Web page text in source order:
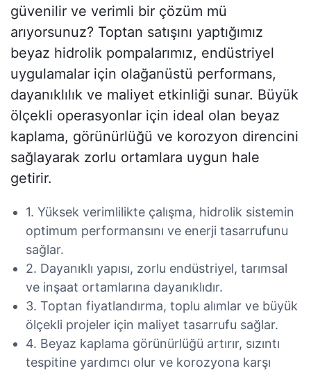
güvenilir ve verimli bir çözüm mü
arıyorsunuz? Toptan satışını yaptığımız
beyaz hidrolik pompalarımız, endüstriyel
uygulamalar için olağanüstü performans,
dayanıklılık ve maliyet etkinliği sunar. Büyük
ölçekli operasyonlar için ideal olan beyaz
kaplama, görünürlüğü ve korozyon direncini
sağlayarak zorlu ortamlara uygun hale
getirir.
1. Yüksek verimlilikte çalışma, hidrolik sistemin
optimum performansını ve enerji tasarrufunu
sağlar.
2. Dayanıklı yapısı, zorlu endüstriyel, tarımsal
ve inşaat ortamlarına dayanıklıdır.
3. Toptan fiyatlandırma, toplu alımlar ve büyük
ölçekli projeler için maliyet tasarrufu sağlar.
4. Beyaz kaplama görünürlüğü artırır, sızıntı
tespitine yardımcı olur ve korozyona karşı